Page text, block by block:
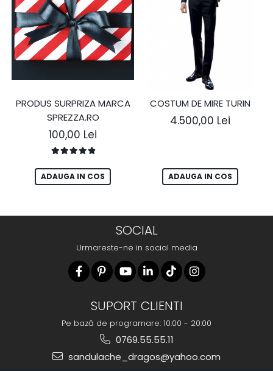
PRODUS SURPRIZA MARCA
SPREZZA.RO
100,00 Lei
ADAUGA IN COS
COSTUM DE MIRE TURIN
4.500,00 Lei
ADAUGA IN COS
SOCIAL
Urmareste-ne in social media
SUPORT CLIENTI
Pe bază de programare: 10:00 - 20:00
0769.55.55.11
sandulache_dragos@yahoo.com